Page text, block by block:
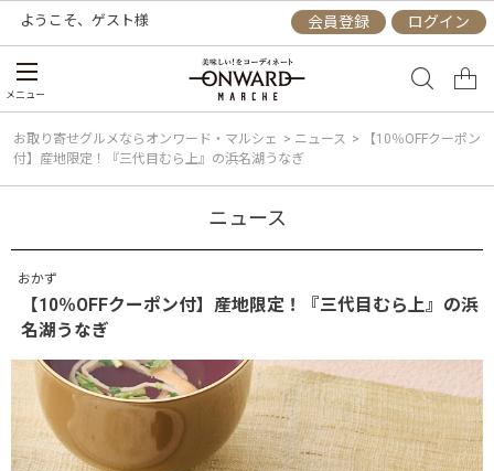
ようこそ、 ゲスト様 会員登録 ログイン
メニュー
お取り寄せグルメならオンワード・マルシェ > ニュース >
【10％OFFクーポン
付】産地限定！『三代目むら上』の浜名湖うなぎ
ニュース
おかず
【10％OFFクーポン付】産地限定！『三代目むら上』の浜
名湖うなぎ